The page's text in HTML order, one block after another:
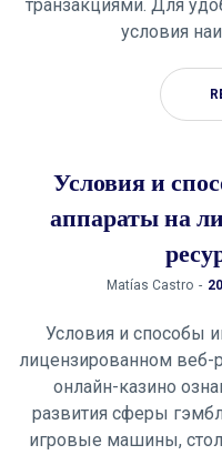
транзакциями. Для
условия
Условия и
аппараты на
by
Matías Castro
Условия и способы
лицензированном веб-
онлайн-казино
развития сферы
игровые машины,